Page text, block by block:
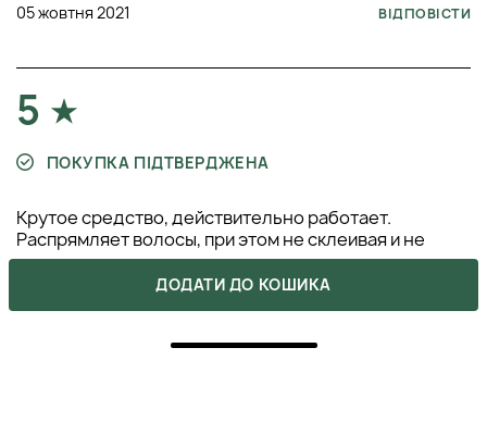
05 жовтня 2021
ВІДПОВІСТИ
5
ПОКУПКА ПІДТВЕРДЖЕНА
Крутое средство, действительно работает.
Распрямляет волосы, при этом не склеивая и не
утяжеляя их
ДОДАТИ ДО КОШИКА